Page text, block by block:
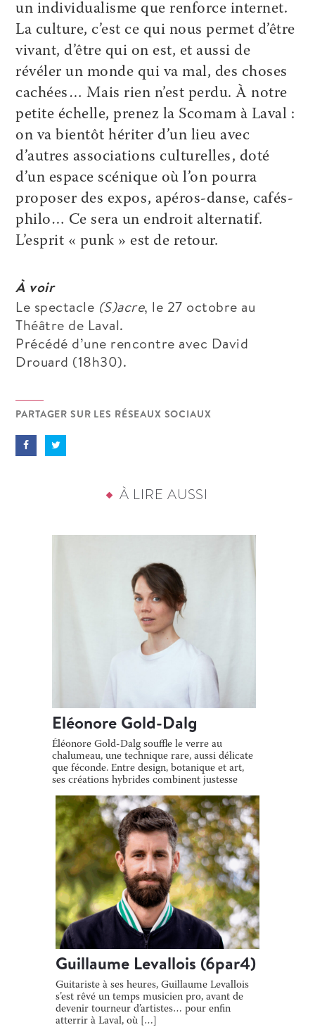
un individualisme que renforce internet.
La culture, c’est ce qui nous permet d’être
vivant, d’être qui on est, et aussi de
révéler un monde qui va mal, des choses
cachées… Mais rien n’est perdu. À notre
petite échelle, prenez la Scomam à Laval :
on va bientôt hériter d’un lieu avec
d’autres associations culturelles, doté
d’un espace scénique où l’on pourra
proposer des expos, apéros-danse, cafés-
philo… Ce sera un endroit alternatif.
L’esprit « punk » est de retour.
À voir
Le spectacle (S)acre, le 27 octobre au
Théâtre de Laval.
Précédé d’une rencontre avec David
Drouard (18h30).
PARTAGER SUR LES RÉSEAUX SOCIAUX
À LIRE AUSSI
Eléonore Gold-Dalg
Éléonore Gold-Dalg souffle le verre au
chalumeau, une technique rare, aussi délicate
que féconde. Entre design, botanique et art,
ses créations hybrides combinent justesse
Guillaume Levallois (6par4)
Guitariste à ses heures, Guillaume Levallois
s’est rêvé un temps musicien pro, avant de
devenir tourneur d’artistes… pour enfin
atterrir à Laval, où […]